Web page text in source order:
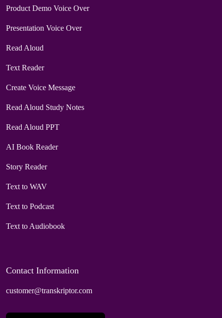
Product Demo Voice Over
Presentation Voice Over
Read Aloud
Text Reader
Create Voice Message
Read Aloud Study Notes
Read Aloud PPT
AI Book Reader
Story Reader
Text to WAV
Text to Podcast
Text to Audiobook
Contact Information
customer@transkriptor.com